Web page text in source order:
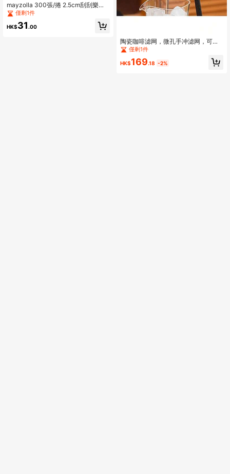
mayzolla 300張/捲 2.5cm刮刮樂貼
紙，適用於促銷抽獎遊戲、隱藏訊
息、教育趣味學校用品
僅剩1件
HK$31.00
陶瓷咖啡滤网，微孔手冲滤网，可重
复使用茶滤网，高温烧制，无需滤
必备
僅剩1件
HK$169.18 -2%